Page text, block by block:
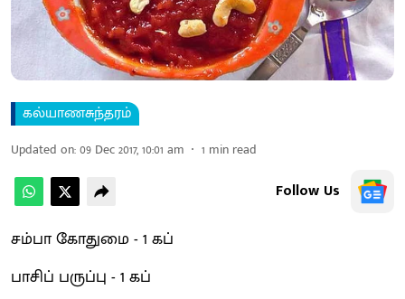
கல்யாணசுந்தரம்
Updated on:09 Dec 2017, 10:01 am 1 min read
Follow Us
சம்பா கோதுமை - 1 கப்
பாசிப் பருப்பு - 1 கப்